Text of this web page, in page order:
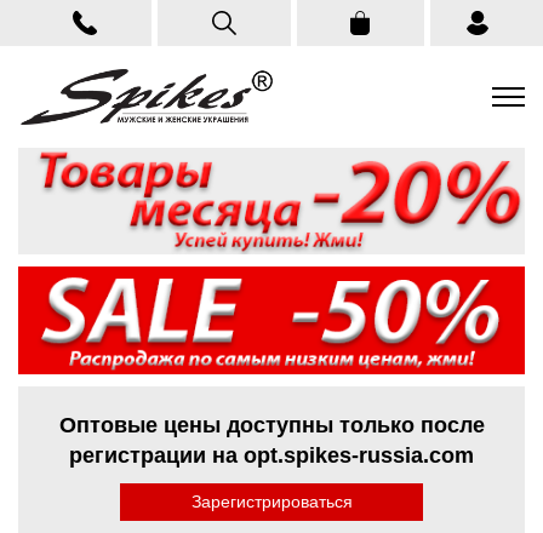
Оптовые цены доступны только после
регистрации на opt.spikes-russia.com
Зарегистрироваться